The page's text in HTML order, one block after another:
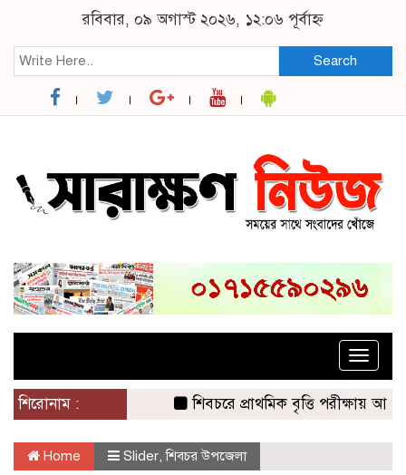
রবিবার, ০৯ অগাস্ট ২০২৬, ১২:০৬ পূর্বাহ্ন
Search
Toggle
শিরোনাম :
শিবচরে প্রাথমিক বৃত্তি পরীক্ষায় আপন
Home Slider,শিবচর উপজেলা